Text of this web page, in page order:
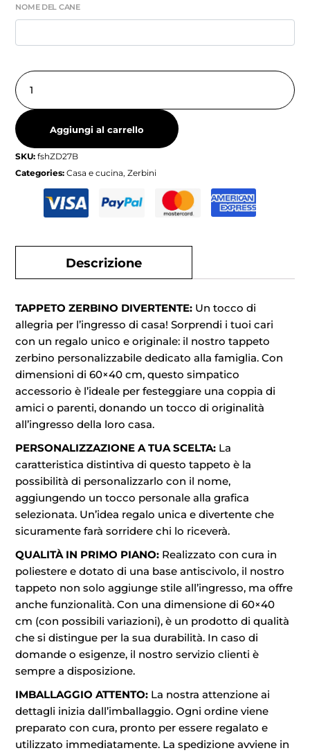
NOME DEL CANE
Aggiungi al carrello
SKU:fshZD27B
Categories:Casa e cucina,Zerbini
Descrizione
TAPPETO ZERBINO DIVERTENTE: Un tocco di
allegria per l’ingresso di casa! Sorprendi i tuoi cari
con un regalo unico e originale: il nostro tappeto
zerbino personalizzabile dedicato alla famiglia. Con
dimensioni di 60×40 cm, questo simpatico
accessorio è l’ideale per festeggiare una coppia di
amici o parenti, donando un tocco di originalità
all’ingresso della loro casa.
PERSONALIZZAZIONE A TUA SCELTA: La
caratteristica distintiva di questo tappeto è la
possibilità di personalizzarlo con il nome,
aggiungendo un tocco personale alla grafica
selezionata. Un’idea regalo unica e divertente che
sicuramente farà sorridere chi lo riceverà.
QUALITÀ IN PRIMO PIANO: Realizzato con cura in
poliestere e dotato di una base antiscivolo, il nostro
tappeto non solo aggiunge stile all’ingresso, ma offre
anche funzionalità. Con una dimensione di 60×40
cm (con possibili variazioni), è un prodotto di qualità
che si distingue per la sua durabilità. In caso di
domande o esigenze, il nostro servizio clienti è
sempre a disposizione.
IMBALLAGGIO ATTENTO: La nostra attenzione ai
dettagli inizia dall’imballaggio. Ogni ordine viene
preparato con cura, pronto per essere regalato e
utilizzato immediatamente. La spedizione avviene in